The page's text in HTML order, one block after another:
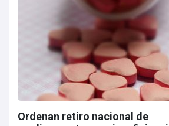
Ordenan retiro nacional de